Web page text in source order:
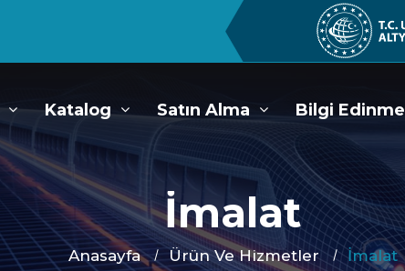
Katalog Satın Alma Bilgi Edinme
İmalat
Anasayfa Ürün Ve Hizmetler İmalat